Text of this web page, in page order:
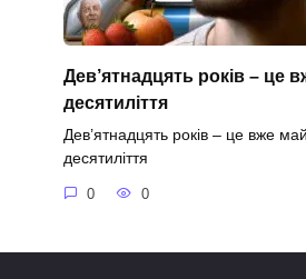
Дев’ятнадцять років – це
десятиліття
Дев’ятнадцять років – це вже
десятиліття
0 0